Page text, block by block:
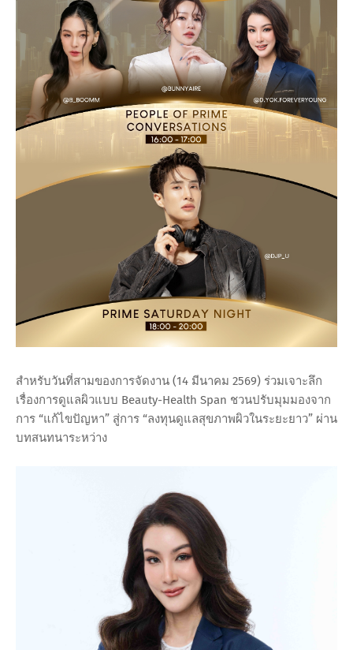
สำหรับวันที่สามของการจัดงาน (14 มีนาคม 2569) ร่วมเจาะลึก
เรื่องการดูแลผิวแบบ Beauty-Health Span ชวนปรับมุมมองจาก
การ “แก้ไขปัญหา” สู่การ “ลงทุนดูแลสุขภาพผิวในระยะยาว” ผ่าน
บทสนทนาระหว่าง